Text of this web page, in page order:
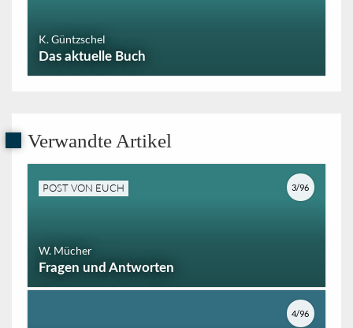
K. Güntzschel
Das aktuelle Buch
Verwandte Artikel
POST VON EUCH
W. Mücher
Fragen und Antworten
3/96
4/96